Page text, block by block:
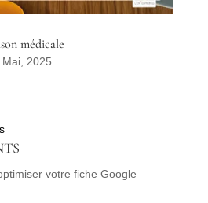
médicale
Mai, 2025
votre fiche Google